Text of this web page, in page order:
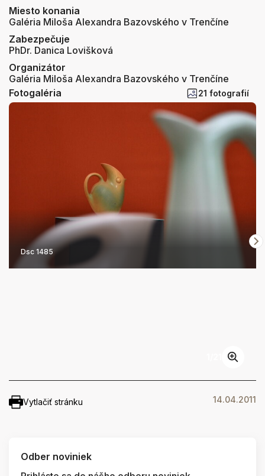
Miesto konania
Galéria Miloša Alexandra Bazovského v Trenčíne
Zabezpečuje
PhDr. Danica Lovišková
Organizátor
Galéria Miloša Alexandra Bazovského v Trenčíne
Fotogaléria
21 fotografií
Dsc 1485
Vytlačiť stránku 14.04.2011
Odber noviniek